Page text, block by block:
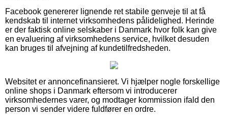
Facebook genererer lignende ret stabile genveje til at få
kendskab til internet virksomhedens pålidelighed. Herinde
er der faktisk online selskaber i Danmark hvor folk kan give
en evaluering af virksomhedens service, hvilket desuden
kan bruges til afvejning af kundetilfredsheden.
Websitet er annoncefinansieret. Vi hjælper nogle forskellige
online shops i Danmark eftersom vi introducerer
virksomhedernes varer, og modtager kommission ifald den
person vi sender videre fuldfører en ordre.